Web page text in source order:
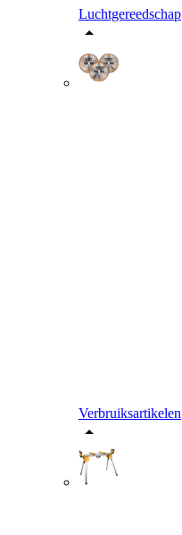
Luchtgereedschap
Verbruiksartikelen